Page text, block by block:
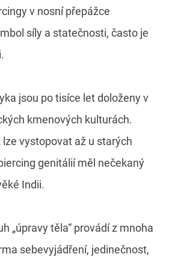
v nosní přepážce
síly a statečnosti, často je
jsou po tisíce let doloženy v
kmenových kulturách.
vystopovat až u starých
genitálií měl nečekaný
Indii.
„úpravy těla“ provádí z mnoha
sebevyjádření, jedinečnost,